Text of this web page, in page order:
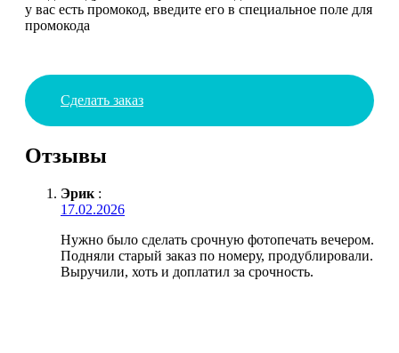
у вас есть промокод, введите его в специальное поле для
промокода
Сделать заказ
Отзывы
Эрик :
17.02.2026
Нужно было сделать срочную фотопечать вечером.
Подняли старый заказ по номеру, продублировали.
Выручили, хоть и доплатил за срочность.